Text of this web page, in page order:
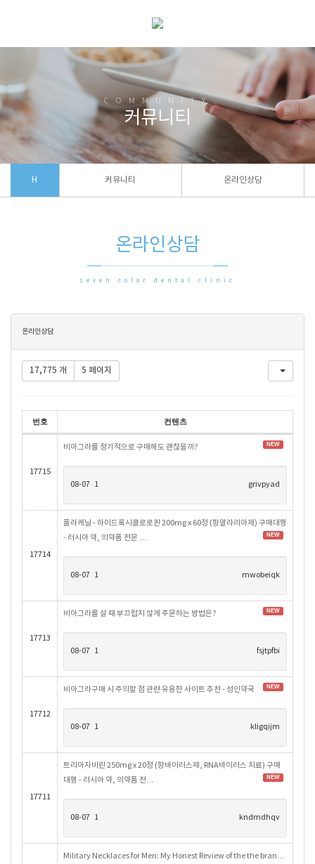
COMMUNITY
커뮤니티
H 커뮤니티 온라인상담
온라인상담
seven color dental clinic
온라인상담목
17,775 개 5 페이지
번호 컨텐츠
17715
비아그라를 정기적으로 구매해도 괜찮을까? NEW
08-07 1 grivpyad
17714
플라케닐 - 하이드록시클로로퀸 200mg x 60정 (항말라리아제) 구매대행
- 러시아 약, 의약품 전문 …
NEW
08-07 1 mwobeiqk
17713
비아그라를 살 때 부끄럽지 않게 주문하는 방법은? NEW
08-07 1 fsjtpfbi
17712
비아그라구매 시 주의할 점 관련 유용한 사이트 추천 - 성인약국 NEW
08-07 1 kligqijm
17711
트리아자비린 250mg x 20정 (항바이러스제, RNA바이러스 치료) 구매
대행 - 러시아 약, 의약품 전…
NEW
08-07 1 kndmdhqv
Military Necklaces for Men: My Honest Review of the the bran…